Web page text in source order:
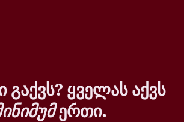
გაქვს? ყველას აქვს
ერთი.